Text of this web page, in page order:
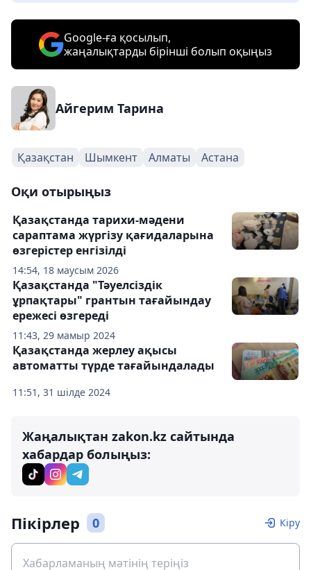
Google-ға қосылып,
жаңалықтарды бірінші болып оқыңыз
Айгерим Тарина
Қазақстан Шымкент Алматы Астана
Оқи отырыңыз
14:54, 18 маусым 2026
Қазақстанда тарихи-мәдени
сараптама жүргізу қағидаларына
өзгерістер енгізілді
11:43, 29 мамыр 2024
Қазақстанда "Тәуелсіздік
ұрпақтары" грантын тағайындау
ережесі өзгереді
11:51, 31 шілде 2024
Қазақстанда жерлеу ақысы
автоматты түрде тағайындалады
Жаңалықтан zakon.kz сайтында
хабардар болыңыз:
Пікірлер 0 Кіру